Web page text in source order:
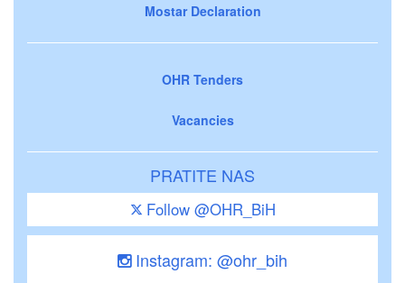
Mostar Declaration
OHR Tenders
Vacancies
PRATITE NAS
Follow @OHR_BiH
Instagram: @ohr_bih